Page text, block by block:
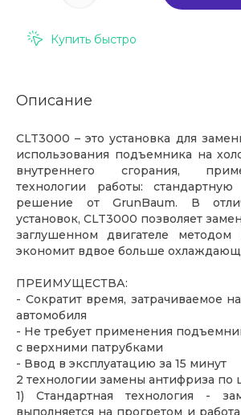
Купить быстро
Описание
CLT3000 – это установка для
использования подъемника на
внутреннего сгорания,
технологии работы:
решение от GrunBaum. В
установок, CLT3000 позволяет
заглушенном двигателе методом
экономит вдвое больше
ПРЕИМУЩЕСТВА:
- Сократит время, затрачиваемое
автомобиля
- Не требует применения
с верхними патрубками
- Ввод в эксплуатацию за 15 минут
2 технологии замены антифриза по
1) Стандартная технология -
выполняется на прогретом и